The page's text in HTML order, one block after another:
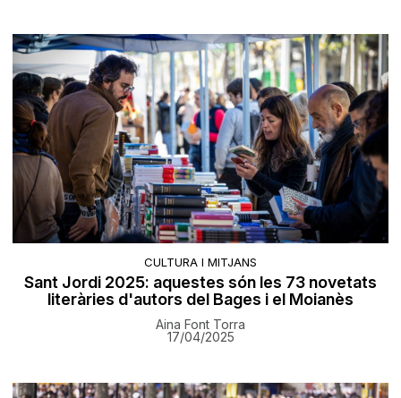
CULTURA I MITJANS
Sant Jordi 2025: aquestes són les 73 novetats
literàries d'autors del Bages i el Moianès
Aina Font Torra
17/04/2025